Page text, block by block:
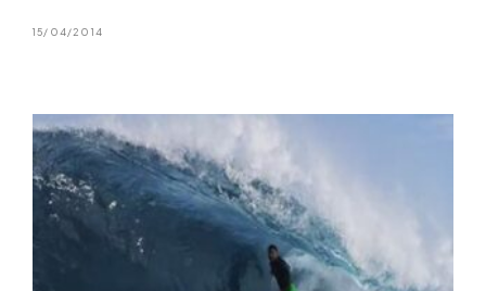
15/04/2014